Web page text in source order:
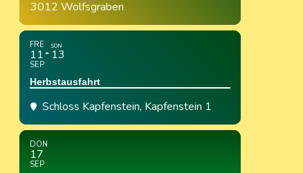
3012 Wolfsgraben
FRE
11
SEP
SON
13
Herbstausfahrt
Schloss Kapfenstein, Kapfenstein 1
DON
17
SEP